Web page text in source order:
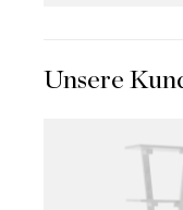
Unsere